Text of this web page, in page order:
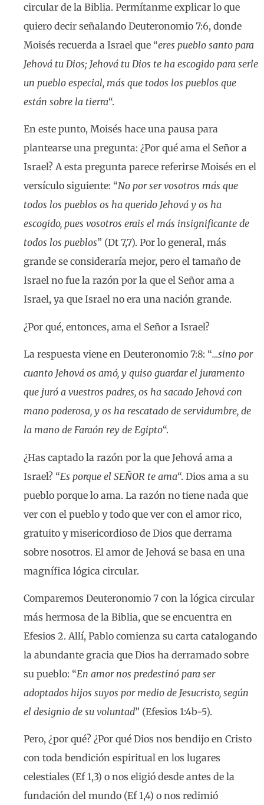
circular de la Biblia. Permítanme explicar lo que
quiero decir señalando Deuteronomio 7:6, donde
Moisés recuerda a Israel que “eres pueblo santo para
Jehová tu Dios; Jehová tu Dios te ha escogido para serle
un pueblo especial, más que todos los pueblos que
están sobre la tierra“.
En este punto, Moisés hace una pausa para
plantearse una pregunta: ¿Por qué ama el Señor a
Israel? A esta pregunta parece referirse Moisés en el
versículo siguiente: “No por ser vosotros más que
todos los pueblos os ha querido Jehová y os ha
escogido, pues vosotros erais el más insignificante de
todos los pueblos” (Dt 7,7). Por lo general, más
grande se consideraría mejor, pero el tamaño de
Israel no fue la razón por la que el Señor ama a
Israel, ya que Israel no era una nación grande.
¿Por qué, entonces, ama el Señor a Israel?
La respuesta viene en Deuteronomio 7:8: “…sino por
cuanto Jehová os amó, y quiso guardar el juramento
que juró a vuestros padres, os ha sacado Jehová con
mano poderosa, y os ha rescatado de servidumbre, de
la mano de Faraón rey de Egipto“.
¿Has captado la razón por la que Jehová ama a
Israel? “Es porque el SEÑOR te ama“. Dios ama a su
pueblo porque lo ama. La razón no tiene nada que
ver con el pueblo y todo que ver con el amor rico,
gratuito y misericordioso de Dios que derrama
sobre nosotros. El amor de Jehová se basa en una
magnífica lógica circular.
Comparemos Deuteronomio 7 con la lógica circular
más hermosa de la Biblia, que se encuentra en
Efesios 2. Allí, Pablo comienza su carta catalogando
la abundante gracia que Dios ha derramado sobre
su pueblo: “En amor nos predestinó para ser
adoptados hijos suyos por medio de Jesucristo, según
el designio de su voluntad” (Efesios 1:4b-5).
Pero, ¿por qué? ¿Por qué Dios nos bendijo en Cristo
con toda bendición espiritual en los lugares
celestiales (Ef 1,3) o nos eligió desde antes de la
fundación del mundo (Ef 1,4) o nos redimió